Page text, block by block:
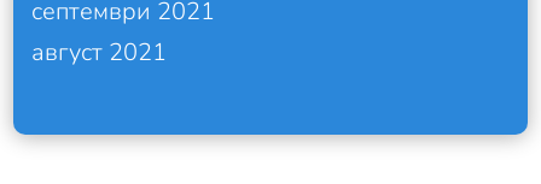
септември 2021
август 2021